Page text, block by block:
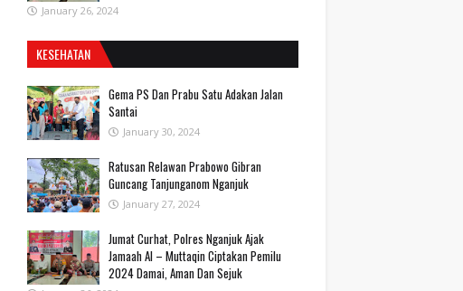
January 26, 2024
KESEHATAN
Gema PS Dan Prabu Satu Adakan Jalan
Santai
January 30, 2024
Ratusan Relawan Prabowo Gibran
Guncang Tanjunganom Nganjuk
January 27, 2024
Jumat Curhat, Polres Nganjuk Ajak
Jamaah Al – Muttaqin Ciptakan Pemilu
2024 Damai, Aman Dan Sejuk